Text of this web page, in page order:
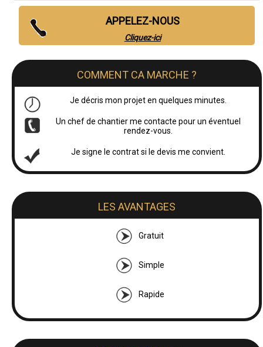
APPELEZ-NOUS
Cliquez-ici
COMMENT CA MARCHE ?
Je décris mon projet en quelques minutes.
Un chef de chantier me contacte pour un éventuel
rendez-vous.
Je signe le contrat si le devis me convient.
LES AVANTAGES
Gratuit
Simple
Rapide